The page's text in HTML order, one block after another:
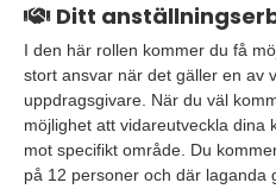
Ditt
I den här rollen kommer du få
stort ansvar när det gäller en av
uppdragsgivare. När du väl
möjlighet att vidareutveckla dina
mot specifikt område. Du
på 12 personer och där laganda